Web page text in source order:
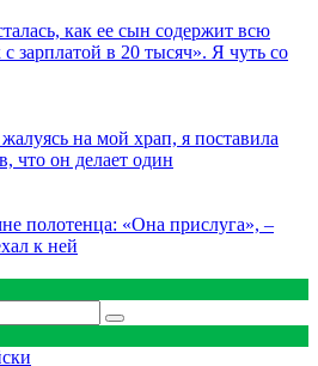
как ее сын содержит всю
зарплатой в 20 тысяч». Я чуть со
на мой храп, я поставила
что он делает один
полотенца: «Она прислуга», –
к ней